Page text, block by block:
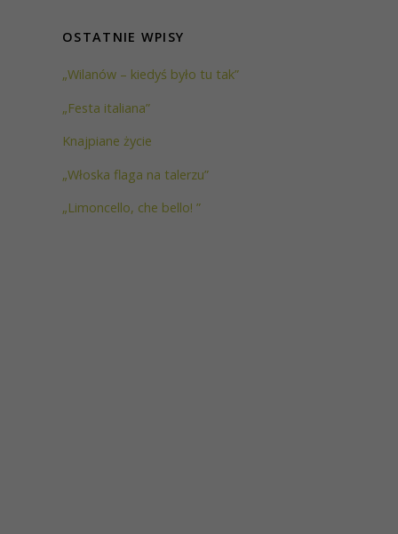
OSTATNIE WPISY
„Wilanów – kiedyś było tu tak”
„Festa italiana”
Knajpiane życie
„Włoska flaga na talerzu”
„Limoncello, che bello! ”